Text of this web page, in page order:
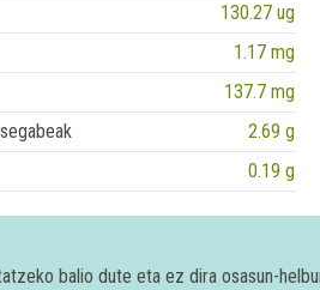
130.27 ug
1.17 mg
137.7 mg
2.69 g
0.19 g
balio dute eta ez dira osasun-